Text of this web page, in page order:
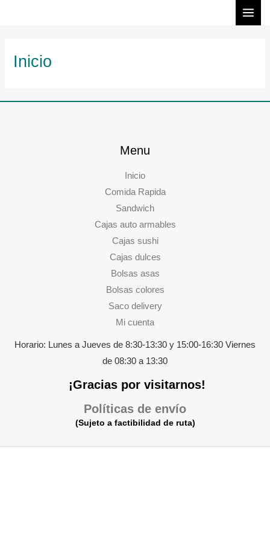
Inicio
Menu
Inicio
Comida Rapida
Sandwich
Cajas auto armables
Cajas sushi
Cajas dulces
Bolsas asas
Bolsas colores
Saco delivery
Mi cuenta
Horario: Lunes a Jueves de 8:30-13:30 y 15:00-16:30 Viernes
de 08:30 a 13:30
¡Gracias por visitarnos!
Políticas de envío
(Sujeto a factibilidad de ruta)